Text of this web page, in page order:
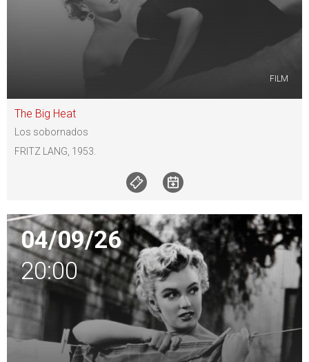
FILM
The Big Heat
Los sobornados
FRITZ LANG, 1953.
04/09/26
20:00